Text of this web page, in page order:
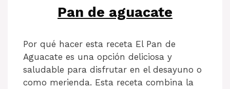
Pan de aguacate
Por qué hacer esta receta El Pan de
Aguacate es una opción deliciosa y
saludable para disfrutar en el desayuno o
como merienda. Esta receta combina la